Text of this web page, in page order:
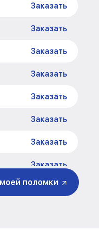
Заказать
Заказать
Заказать
Заказать
Заказать
Заказать
Заказать
Заказать
Заказать
поломки